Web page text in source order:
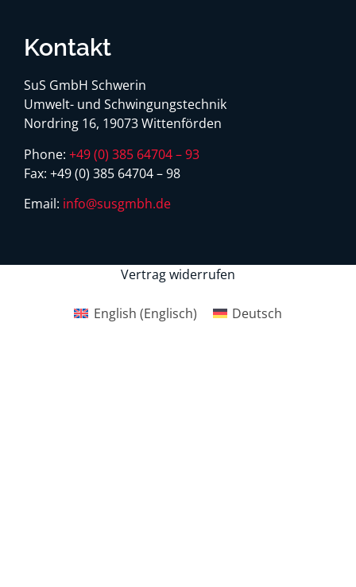
Kontakt
SuS GmbH Schwerin
Umwelt- und Schwingungstechnik
Nordring 16, 19073 Wittenförden
Phone: +49 (0) 385 64704 – 93
Fax: +49 (0) 385 64704 – 98
Email: info@susgmbh.de
Vertrag widerrufen
English (Englisch) Deutsch